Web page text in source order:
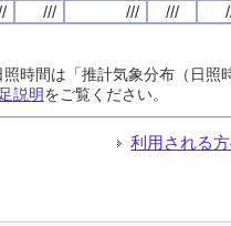
/// /// ///
時間は「推計気象分布（日
説明をご覧ください。
利用される